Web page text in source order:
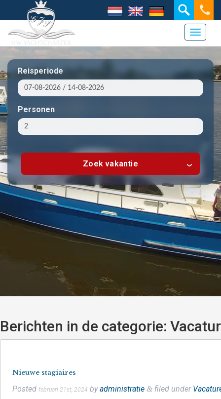
Reisperiode
Personen
Zoek vakantie
Toggle
Berichten in de categorie:
Nieuwe stagiaires
Posted februari 21st, 2024 byadministratie & filed under